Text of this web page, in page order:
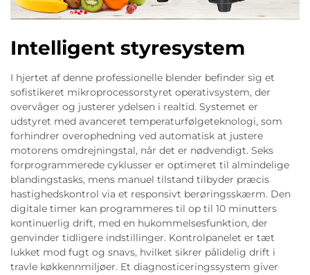
Intelligent styresystem
I hjertet af denne professionelle blender befinder sig et
sofistikeret mikroprocessorstyret operativsystem, der
overvåger og justerer ydelsen i realtid. Systemet er
udstyret med avanceret temperaturfølgeteknologi, som
forhindrer overophedning ved automatisk at justere
motorens omdrejningstal, når det er nødvendigt. Seks
forprogrammerede cyklusser er optimeret til almindelige
blandingstasks, mens manuel tilstand tilbyder præcis
hastighedskontrol via et responsivt berøringsskærm. Den
digitale timer kan programmeres til op til 10 minutters
kontinuerlig drift, med en hukommelsesfunktion, der
genvinder tidligere indstillinger. Kontrolpanelet er tæt
lukket mod fugt og snavs, hvilket sikrer pålidelig drift i
travle køkkennmiljøer. Et diagnosticeringssystem giver